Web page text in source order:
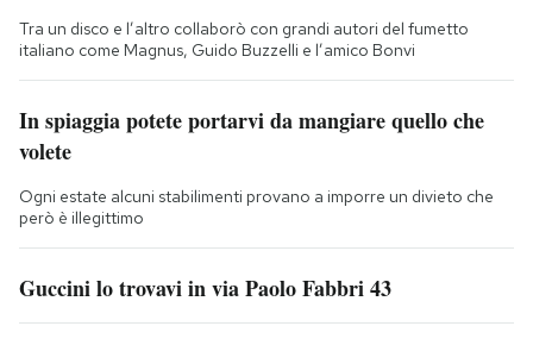
Tra un disco e l’altro collaborò con grandi autori del fumetto
italiano come Magnus, Guido Buzzelli e l’amico Bonvi
In spiaggia potete portarvi da mangiare quello che
volete
Ogni estate alcuni stabilimenti provano a imporre un divieto che
però è illegittimo
Guccini lo trovavi in via Paolo Fabbri 43